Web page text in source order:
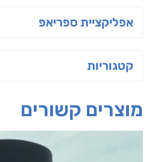
יאיר פומרנץ